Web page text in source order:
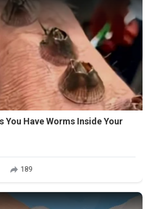
You Have Worms Inside Your
189